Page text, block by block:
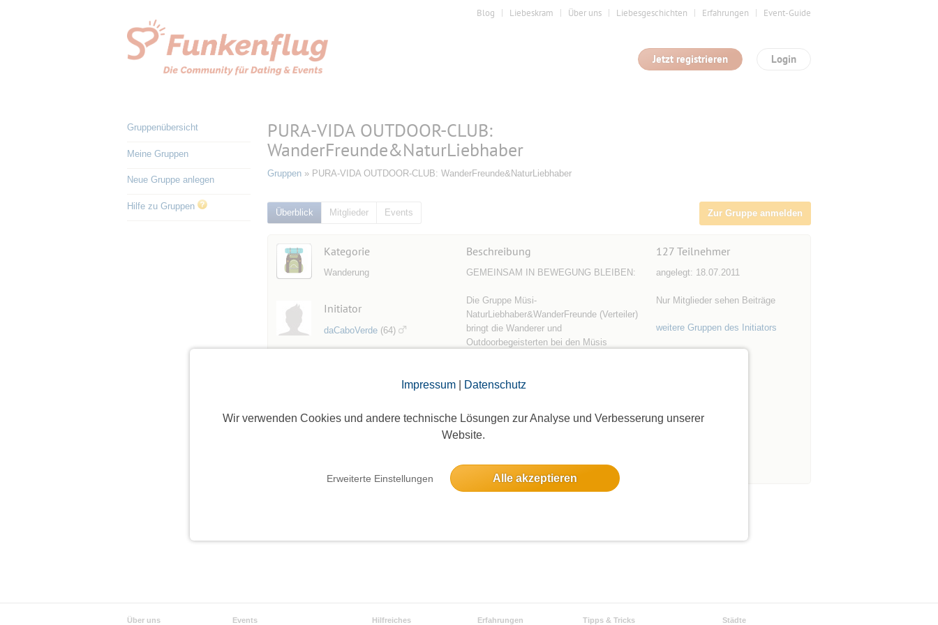
Impressum| Datenschutz
Wir verwenden Cookies und andere technische Lösungen zur Analyse und Verbesserung unserer
Website.
Erweiterte Einstellungen Alle akzeptieren
Blog Liebeskram Über uns Liebesgeschichten Erfahrungen Event-Guide
Login
Jetzt registrieren
Gruppenübersicht
Meine Gruppen
Neue Gruppe anlegen
Hilfe zu Gruppen
PURA-VIDA OUTDOOR-CLUB:
WanderFreunde&NaturLiebhaber
Gruppen » PURA-VIDA OUTDOOR-CLUB: WanderFreunde&NaturLiebhaber
Überblick Mitglieder Events Zur Gruppe anmelden
Kategorie
Wanderung
Initiator
daCaboVerde(64)
Beschreibung
GEMEINSAM IN BEWEGUNG BLEIBEN:
Die Gruppe Müsi-
NaturLiebhaber&WanderFreunde (Verteiler)
bringt die Wanderer und
Outdoorbegeisterten bei den Müsis
Community.
TAKE YOUR TIME:
Rethink your life
Reset you...
127 Teilnehmer
angelegt: 18.07.2011
Nur Mitglieder sehen Beiträge
weitere Gruppen des Initiators
Über uns Events Hilfreiches Erfahrungen Tipps & Tricks Städte